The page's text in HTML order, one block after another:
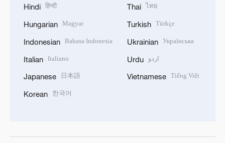
Hindi हिन्दी
Hungarian Magyar
Indonesian Bahasa Indonesia
Italian Italiano
Japanese 日本語
Korean 한국어
Thai ไทย
Turkish Türkçe
Ukrainian Українська
Urdu اردو
Vietnamese Tiếng Việt